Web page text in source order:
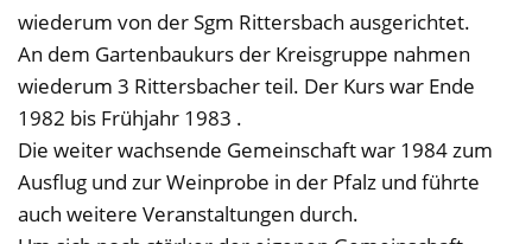
wiederum von der Sgm Rittersbach ausgerichtet.
An dem Gartenbaukurs der Kreisgruppe nahmen
wiederum 3 Rittersbacher teil. Der Kurs war Ende
1982 bis Frühjahr 1983 .
Die weiter wachsende Gemeinschaft war 1984 zum
Ausflug und zur Weinprobe in der Pfalz und führte
auch weitere Veranstaltungen durch.